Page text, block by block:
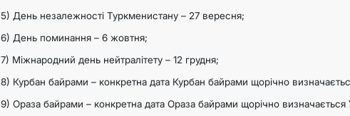
5) День незалежності Туркменистану – 27 вересня;
6) День поминання – 6 жовтня;
7) Міжнародний день нейтралітету – 12 грудня;
8) Курбан байрами – конкретна дата Курбан байрами щорічно
9) Ораза байрами – конкретна дата Ораза байрами щорічно